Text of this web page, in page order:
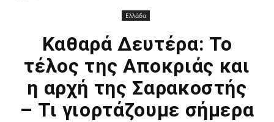
Ελλάδα
Καθαρά Δευτέρα: Το
τέλος της Αποκριάς και
η αρχή της Σαρακοστής
– Τι γιορτάζουμε σήμερα